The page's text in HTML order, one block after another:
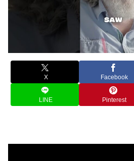
X Facebook
LINE Pinterest